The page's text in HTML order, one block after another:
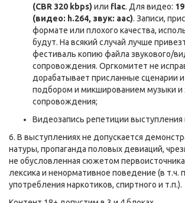
(CBR 320 kbps) или flac. Для видео:
(видео: h.264, звук: aac). Записи,
формате или плохого качества,
будут. На всякий случай лучше
фестиваль копию файла звукового/
сопровождения. Оргкомитет не
дорабатывает присланные сценарии
подбором и микшированием музыки и
сопровождения;
Видеозапись репетиции выступления
6. В выступлениях не допускается
натуры, пропаганда половых девиаций,
не обусловленная сюжетом
лексика и ненормативное поведение (в т.ч.
употребления наркотиков, спиртного и т.п.).